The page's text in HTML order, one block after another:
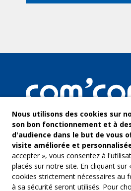
Nous utilisons des cookies sur
son bon fonctionnement et à
d'audience dans le but de vous
visite améliorée et
accepter », vous consentez à
placés sur notre site. En cliquant sur
cookies strictement nécessaires au
à sa sécurité seront utilisés. Pour